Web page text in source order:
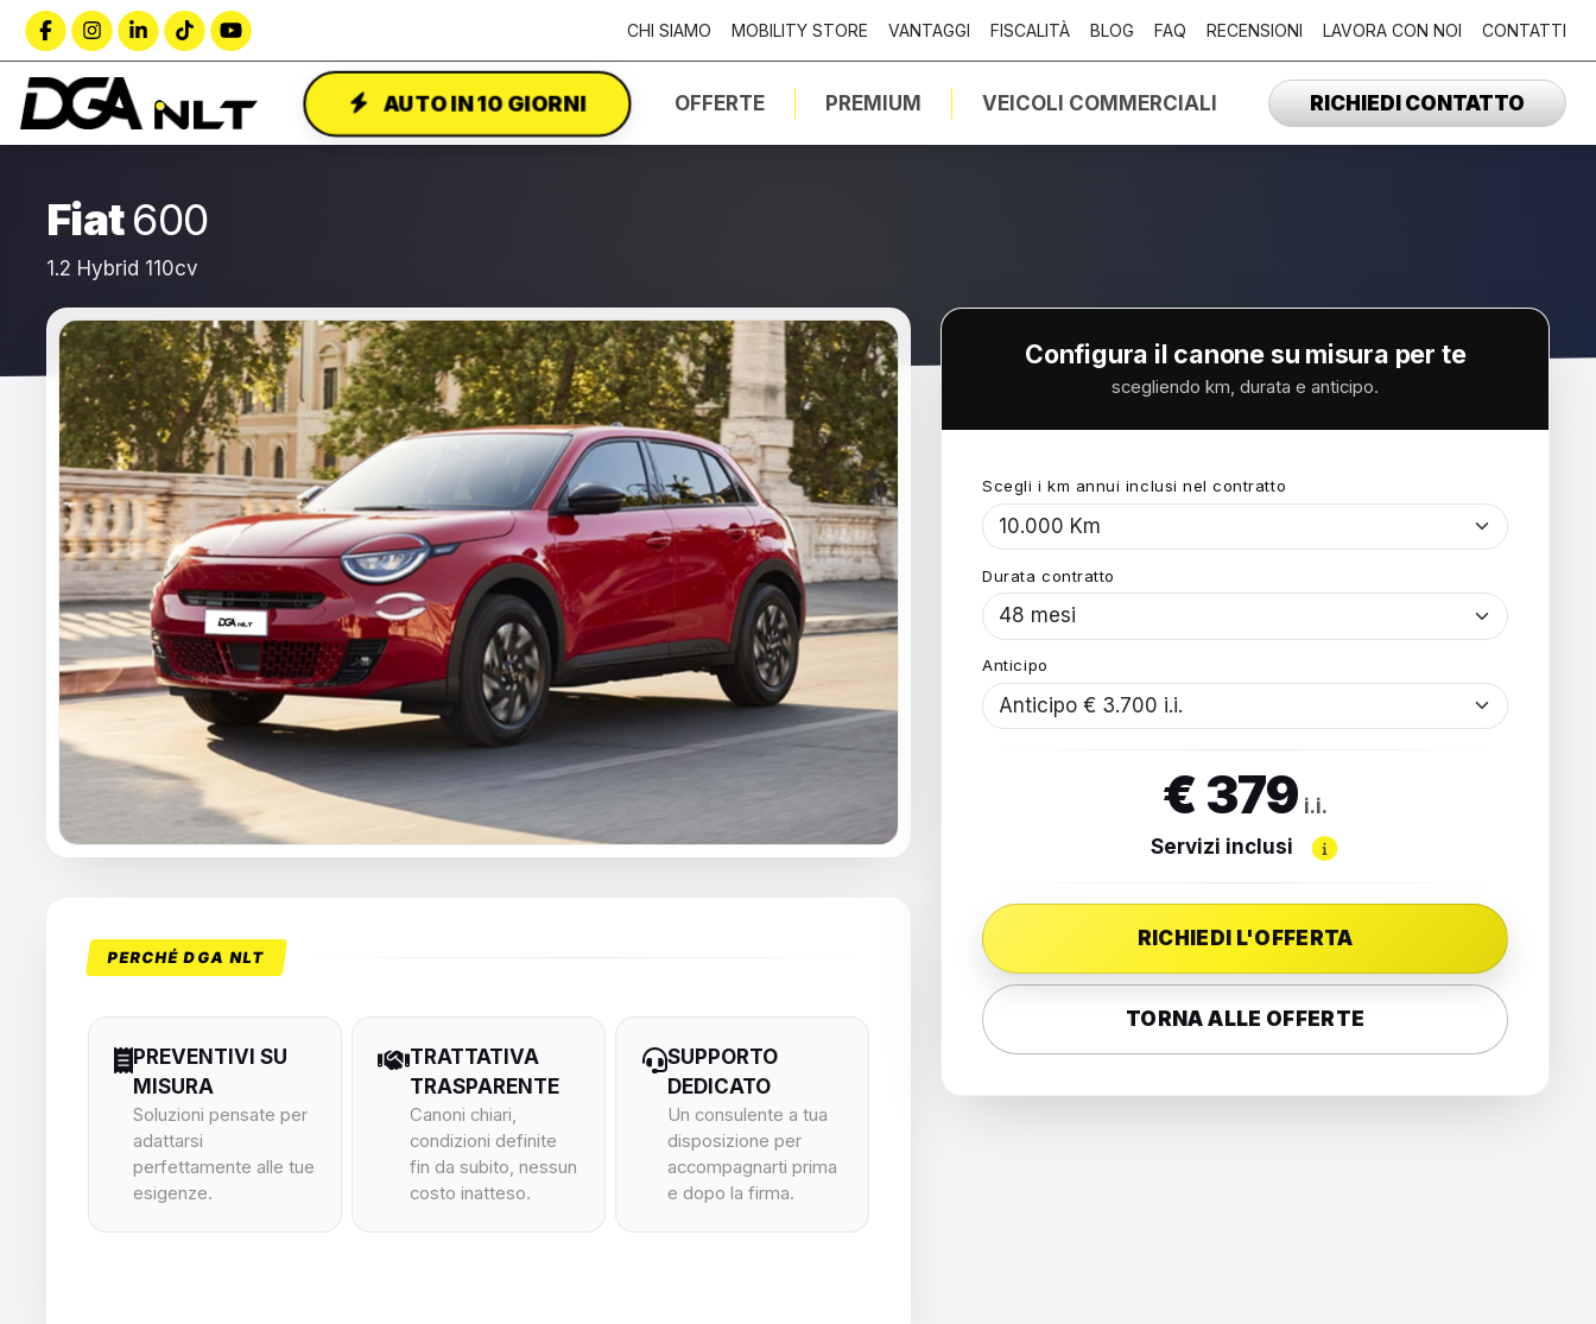
CHI SIAMO MOBILITY STORE VANTAGGI FISCALITÀ BLOG FAQ RECENSIONI LAVORA CON NOI CONTATTI
AUTO IN 10 GIORNI OFFERTE PREMIUM VEICOLI COMMERCIALI RICHIEDI CONTATTO
Fiat600
1.2 Hybrid 110cv
PERCHÉ DGA NLT
PREVENTIVI SU
MISURA
Soluzioni pensate per
adattarsi
perfettamente alle tue
esigenze.
TRATTATIVA
TRASPARENTE
Canoni chiari,
condizioni definite
fin da subito, nessun
costo inatteso.
SUPPORTO
DEDICATO
Un consulente a tua
disposizione per
accompagnarti prima
e dopo la firma.
Configura il canone su misura per te
scegliendo km, durata e anticipo.
Scegli i km annui inclusi nel contratto
Durata contratto
Anticipo
€ 379 i.i.
Servizi inclusi
RICHIEDI L'OFFERTA
TORNA ALLE OFFERTE